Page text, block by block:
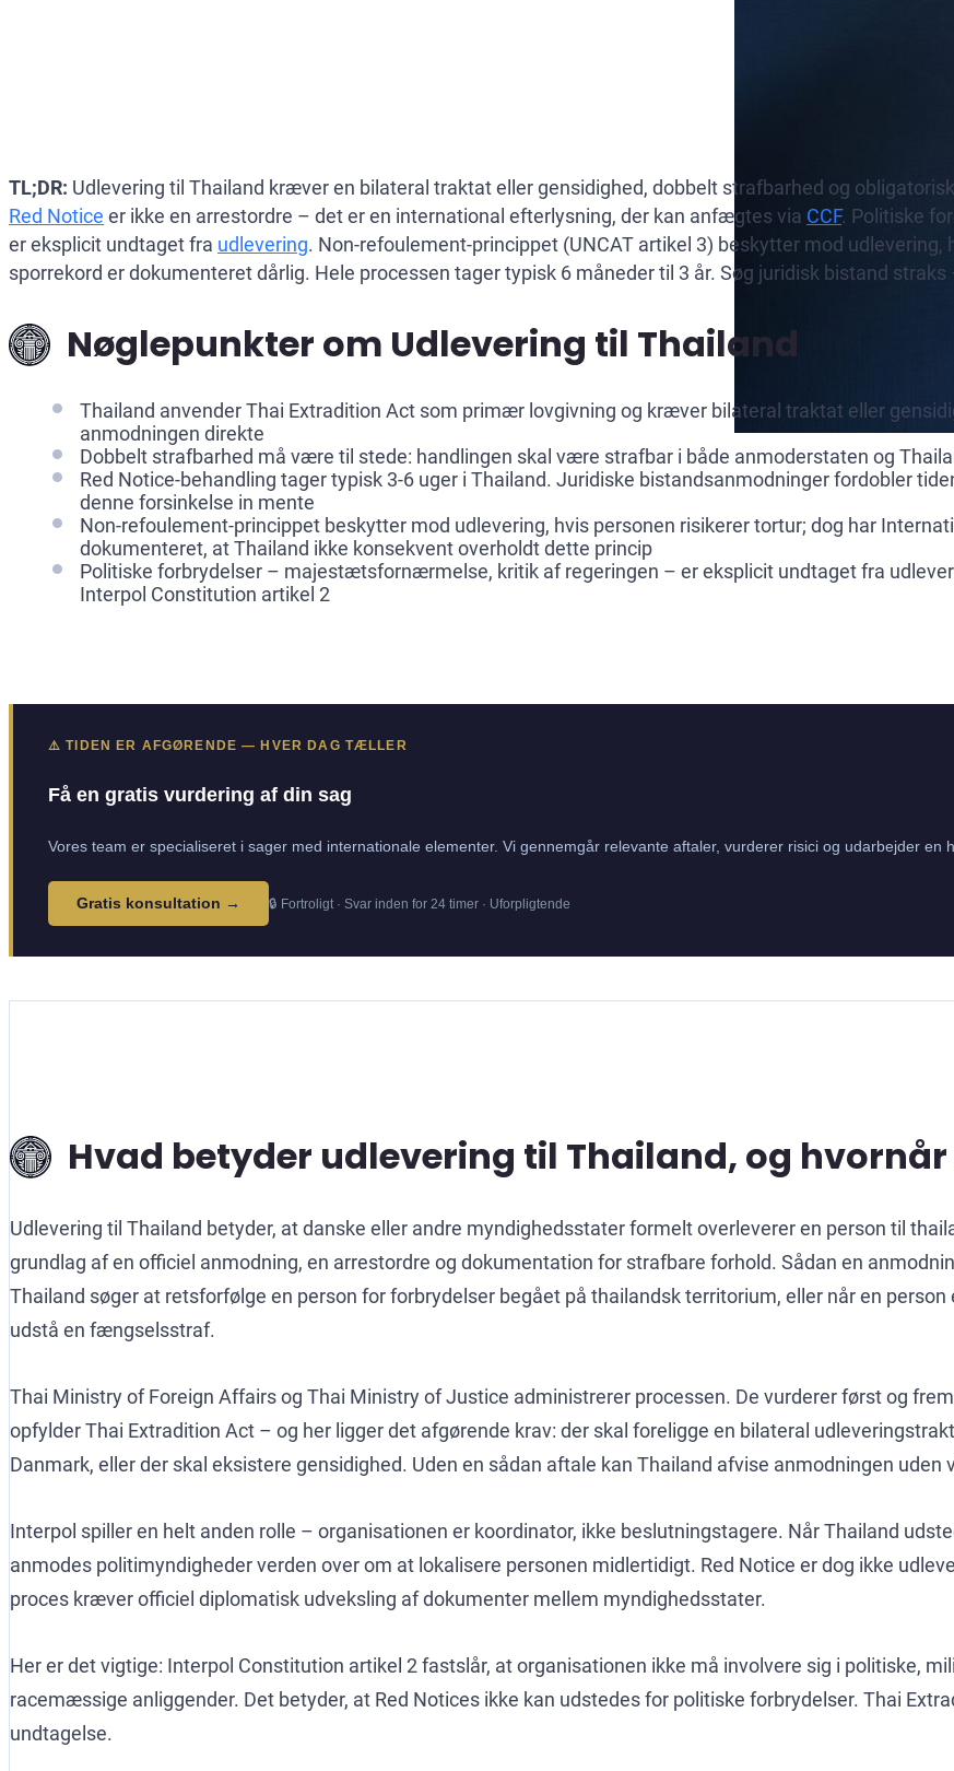
TL;DR: Udlevering til Thailand kræver en bilateral traktat eller gensidighed, dobbelt strafbarhed og
Red Notice er ikke en arrestordre – det er en international efterlysning, der kan anfægtes via CCF. Politiske
er eksplicit undtaget fra udlevering. Non-refoulement-princippet (UNCAT artikel 3) beskytter mod
sporrekord er dokumenteret dårlig. Hele processen tager typisk 6 måneder til 3 år. Søg juridisk bistand
Nøglepunkter om Udlevering til Thailand
Thailand anvender Thai Extradition Act som primær lovgivning og kræver bilateral traktat eller
anmodningen direkte
Dobbelt strafbarhed må være til stede: handlingen skal være strafbar i både anmoderstaten og
Red Notice-behandling tager typisk 3-6 uger i Thailand. Juridiske bistandsanmodninger fordobler
denne forsinkelse in mente
Non-refoulement-princippet beskytter mod udlevering, hvis personen risikerer tortur; dog har
dokumenteret, at Thailand ikke konsekvent overholdt dette princip
Politiske forbrydelser – majestætsfornærmelse, kritik af regeringen – er eksplicit undtaget fra
Interpol Constitution artikel 2
⚠️ TIDEN ER AFGØRENDE — HVER DAG TÆLLER
Få en gratis vurdering af din sag
Vores team er specialiseret i sager med internationale elementer. Vi gennemgår relevante aftaler, vurderer risici og udarbejder en
Gratis konsultation → 🔒 Fortroligt · Svar inden for 24 timer · Uforpligtende
Hvad betyder udlevering til Thailand, og
Udlevering til Thailand betyder, at danske eller andre myndighedsstater formelt overleverer en person til
grundlag af en officiel anmodning, en arrestordre og dokumentation for strafbare forhold. Sådan en
Thailand søger at retsforfølge en person for forbrydelser begået på thailandsk territorium, eller når en person
udstå en fængselsstraf.
Thai Ministry of Foreign Affairs og Thai Ministry of Justice administrerer processen. De vurderer først og
opfylder Thai Extradition Act – og her ligger det afgørende krav: der skal foreligge en bilateral
Danmark, eller der skal eksistere gensidighed. Uden en sådan aftale kan Thailand afvise anmodningen uden
Interpol spiller en helt anden rolle – organisationen er koordinator, ikke beslutningstagere. Når Thailand
anmodes politimyndigheder verden over om at lokalisere personen midlertidigt. Red Notice er dog ikke
proces kræver officiel diplomatisk udveksling af dokumenter mellem myndighedsstater.
Her er det vigtige: Interpol Constitution artikel 2 fastslår, at organisationen ikke må involvere sig i politiske,
racemæssige anliggender. Det betyder, at Red Notices ikke kan udstedes for politiske forbrydelser. Thai
undtagelse.